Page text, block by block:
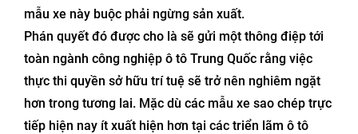
mẫu xe này buộc phải ngừng sản xuất.
Phán quyết đó được cho là sẽ gửi một thông điệp tới
toàn ngành công nghiệp ô tô Trung Quốc rằng việc
thực thi quyền sở hữu trí tuệ sẽ trở nên nghiêm ngặt
hơn trong tương lai. Mặc dù các mẫu xe sao chép trực
tiếp hiện nay ít xuất hiện hơn tại các triển lãm ô tô